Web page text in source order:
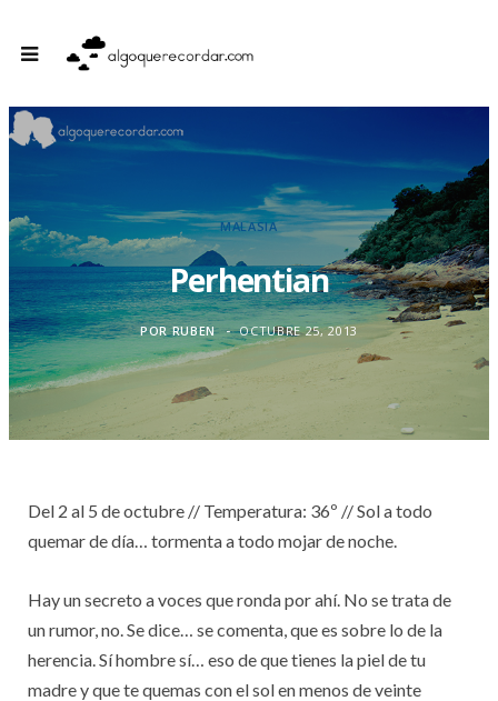
MALASIA
Perhentian
PORRUBEN OCTUBRE 25, 2013
Del 2 al 5 de octubre // Temperatura: 36º // Sol a todo
quemar de día… tormenta a todo mojar de noche.
Hay un secreto a voces que ronda por ahí. No se trata de
un rumor, no. Se dice… se comenta, que es sobre lo de la
herencia. Sí hombre sí… eso de que tienes la piel de tu
madre y que te quemas con el sol en menos de veinte